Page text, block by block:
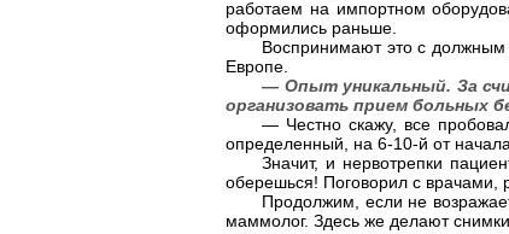
работаем на импортном
оформились раньше.
Воспринимают это с должным
Европе.
— Опыт уникальный. За
организовать прием больных
— Честно скажу, все
определенный, на 6-10-й от
Значит, и нервотрепки
оберешься! Поговорил с врачами,
Продолжим, если не
маммолог. Здесь же делают